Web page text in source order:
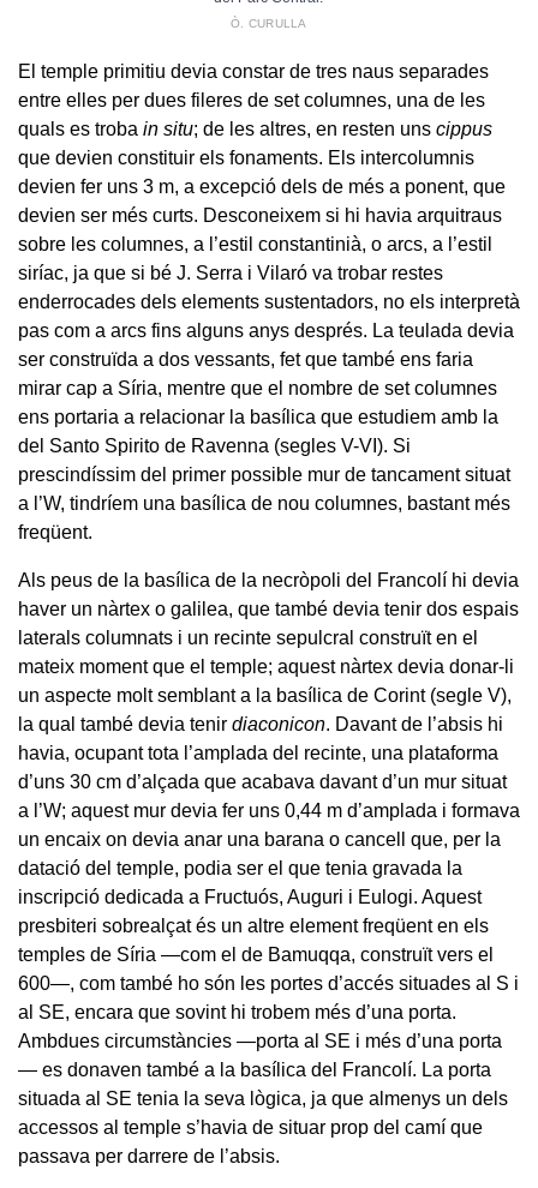
Ò. CURULLA
El temple primitiu devia constar de tres naus separades
entre elles per dues fileres de set columnes, una de les
quals es troba in situ; de les altres, en resten uns cippus
que devien constituir els fonaments. Els intercolumnis
devien fer uns 3 m, a excepció dels de més a ponent, que
devien ser més curts. Desconeixem si hi havia arquitraus
sobre les columnes, a l’estil constantinià, o arcs, a l’estil
siríac, ja que si bé J. Serra i Vilaró va trobar restes
enderrocades dels elements sustentadors, no els interpretà
pas com a arcs fins alguns anys després. La teulada devia
ser construïda a dos vessants, fet que també ens faria
mirar cap a Síria, mentre que el nombre de set columnes
ens portaria a relacionar la basílica que estudiem amb la
del Santo Spirito de Ravenna (segles V-VI). Si
prescindíssim del primer possible mur de tancament situat
a l’W, tindríem una basílica de nou columnes, bastant més
freqüent.
Als peus de la basílica de la necròpoli del Francolí hi devia
haver un nàrtex o galilea, que també devia tenir dos espais
laterals columnats i un recinte sepulcral construït en el
mateix moment que el temple; aquest nàrtex devia donar-li
un aspecte molt semblant a la basílica de Corint (segle V),
la qual també devia tenir diaconicon. Davant de l’absis hi
havia, ocupant tota l’amplada del recinte, una plataforma
d’uns 30 cm d’alçada que acabava davant d’un mur situat
a l’W; aquest mur devia fer uns 0,44 m d’amplada i formava
un encaix on devia anar una barana o cancell que, per la
datació del temple, podia ser el que tenia gravada la
inscripció dedicada a Fructuós, Auguri i Eulogi. Aquest
presbiteri sobrealçat és un altre element freqüent en els
temples de Síria —com el de Bamuqqa, construït vers el
600—, com també ho són les portes d’accés situades al S i
al SE, encara que sovint hi trobem més d’una porta.
Ambdues circumstàncies —porta al SE i més d’una porta
— es donaven també a la basílica del Francolí. La porta
situada al SE tenia la seva lògica, ja que almenys un dels
accessos al temple s’havia de situar prop del camí que
passava per darrere de l’absis.